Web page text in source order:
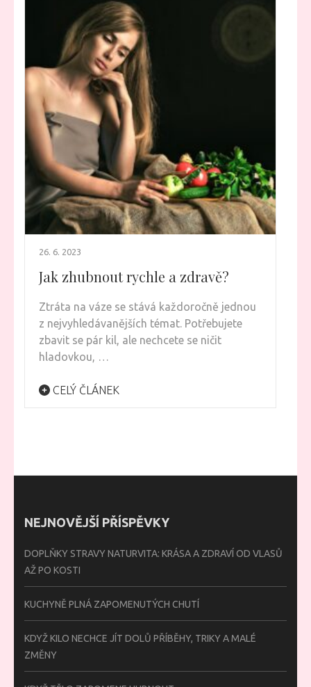
26. 6. 2023
Jak zhubnout rychle a zdravě?
Ztráta na váze se stává každoročně jednou
z nejvyhledávanějších témat. Potřebujete
zbavit se pár kil, ale nechcete se ničit
hladovkou, …
CELÝ ČLÁNEK
NEJNOVĚJŠÍ PŘÍSPĚVKY
DOPLŇKY STRAVY NATURVITA: KRÁSA A ZDRAVÍ OD VLASŮ
AŽ PO KOSTI
KUCHYNĚ PLNÁ ZAPOMENUTÝCH CHUTÍ
KDYŽ KILO NECHCE JÍT DOLŮ PŘÍBĚHY, TRIKY A MALÉ
ZMĚNY